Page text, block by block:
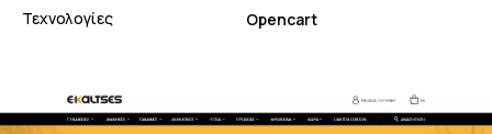
Τεχνολογίες
Opencart